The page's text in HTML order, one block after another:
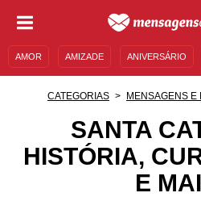
AMOR AMIZADE ANIVERSÁRIO
MENSAGENS E FRASES MENSAGENS
FAMOSOS
CATEGORIAS MENSAGENS E
SANTA
HISTÓRIA,
E